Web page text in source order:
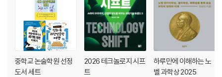
중학교 논술학원 선정
도서 세트
2026 테크놀로지 시프
트
하루만에 이해하는 노
벨 과학상 2025